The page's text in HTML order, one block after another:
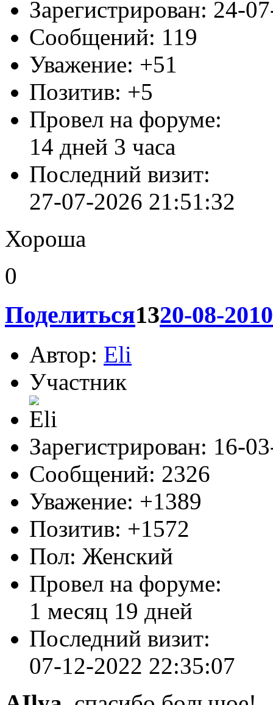
0
Поделиться1220-08-
Автор:Rembo100
Участник
Зарегистрирован
Сообщений:119
Уважение: +51
Позитив:
Провел на форуме:
Последний визит:
27-07-2026 21:51:32
Хороша
0
Поделиться1320-08-
Автор:Eli
Участник
Зарегистрирован: 16-
Сообщений:2326
Уважение: +1389
Позитив: +1572
Пол: Женский